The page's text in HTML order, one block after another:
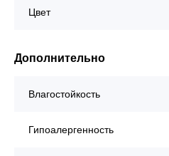
Цвет
Дополнительно
Влагостойкость
Гипоалергенность